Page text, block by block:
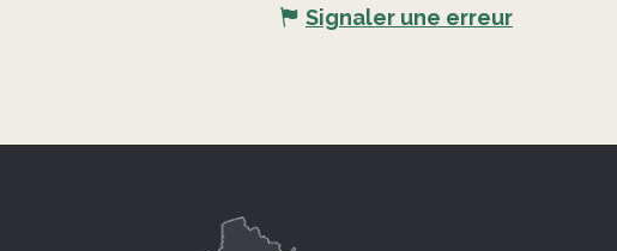
Signaler une erreur